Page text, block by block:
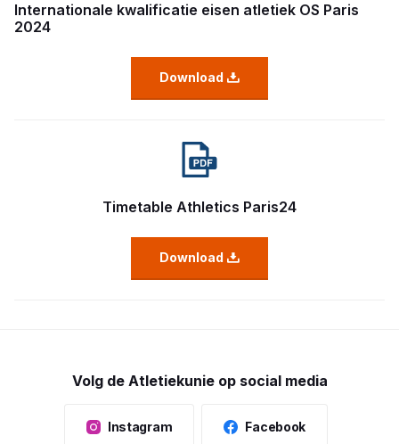
Internationale kwalificatie eisen atletiek OS Paris
2024
Download
Timetable Athletics Paris24
Download
Volg de Atletiekunie op social media
Instagram Facebook